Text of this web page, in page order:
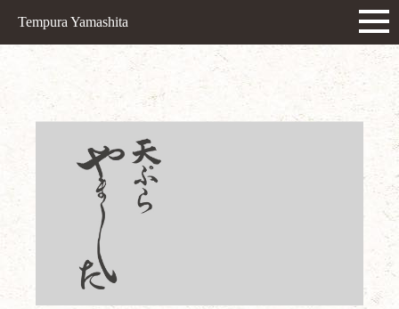
Tempura Yamashita